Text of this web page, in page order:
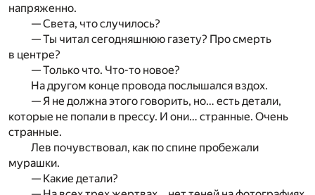
напряженно.
— Света, что случилось?
— Ты читал сегодняшнюю газету? Про смерть
в центре?
— Только что. Что-то новое?
На другом конце провода послышался вздох.
— Я не должна этого говорить, но… есть детали,
которые не попали в прессу. И они… странные. Очень
странные.
Лев почувствовал, как по спине пробежали
мурашки.
— Какие детали?